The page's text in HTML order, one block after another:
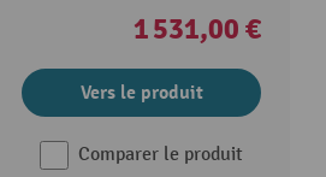
1 531,00 €
Vers le produit
Comparer le produit